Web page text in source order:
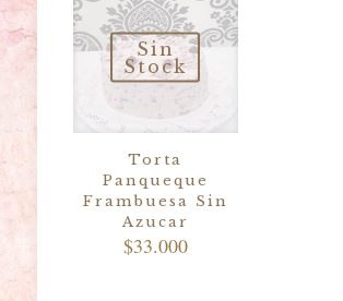
Sin
Stock
Torta
Panqueque
Frambuesa Sin
Azucar
$33.000